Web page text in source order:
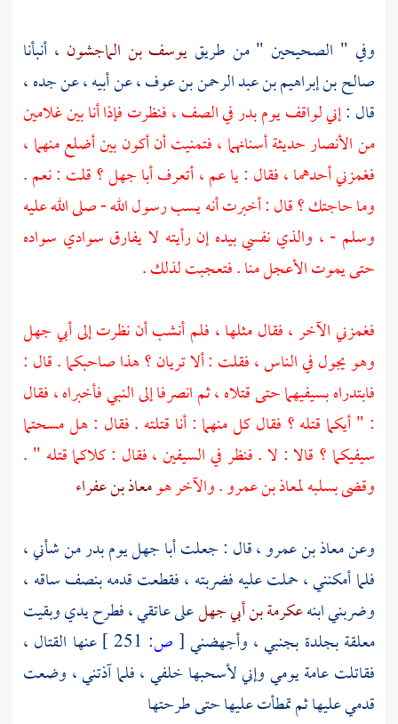
وفي " الصحيحين " من طريق يوسف بن الماجشون ، أنبأنا
صالح بن إبراهيم بن عبد الرحمن بن عوف، عن أبيه ، عن جده ،
قال :إني لواقف يومبدرفي الصف ، فنظرت فإذا أنا بين غلامين
منالأنصارحديثة أسنانهما ، فتمنيت أن أكون بين أضلع منهما ،
فغمزني أحدهما ، فقال : يا عم ، أتعرفأبا جهل؟ قلت : نعم .
وما حاجتك ؟ قال : أخبرت أنه يسب رسول الله - صلى الله عليه
وسلم - ، والذي نفسي بيده إن رأيته لا يفارق سوادي سواده
حتى يموت الأعجل منا . فتعجبت لذلك .
فغمزني الآخر ، فقال مثلها ، فلم أنشب أن نظرت إلىأبي جهل
وهو يجول في الناس ، فقلت : ألا تريان ؟ هذا صاحبكما . قال :
فابتدراه بسيفيهما حتى قتلاه ، ثم انصرفا إلى النبي فأخبراه ، فقال
: " أيكما قتله ؟ فقال كل منهما : أنا قتلته . فقال : هل مسحتما
سيفيكما ؟ قالا : لا . فنظر في السيفين ، فقال : كلاكما قتله " .
وقضى بسلبهلمعاذ بن عمرو. والآخر هومعاذ بن عفراء
وعنمعاذ بن عمرو، قال : جعلتأبا جهليومبدرمن شأني ،
فلما أمكنني ، حملت عليه فضربته ، فقطعت قدمه بنصف ساقه ،
وضربني ابنهعكرمة بن أبي جهلعلى عاتقي ، فطرح يدي وبقيت
معلقة بجلدة بجنبي ، وأجهضني[ص:
عنها القتال ،
فقاتلت عامة يومي وإني لأسحبها خلفي ، فلما آذتني ، وضعت
قدمي عليها ثم تمطأت عليها حتى طرحتها